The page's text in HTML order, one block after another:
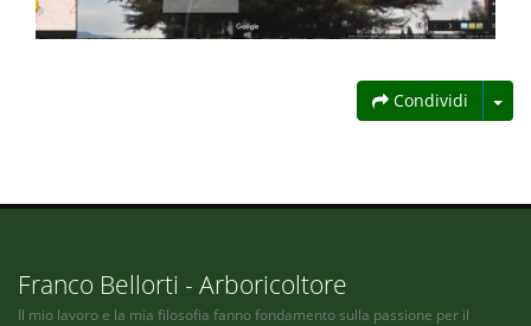
Condividi
Franco Bellorti - Arboricoltore
Il mio lavoro e la mia filosofia fanno fondamento sulla passione per il